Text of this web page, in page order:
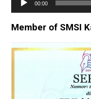
00:00
Member of SMSI